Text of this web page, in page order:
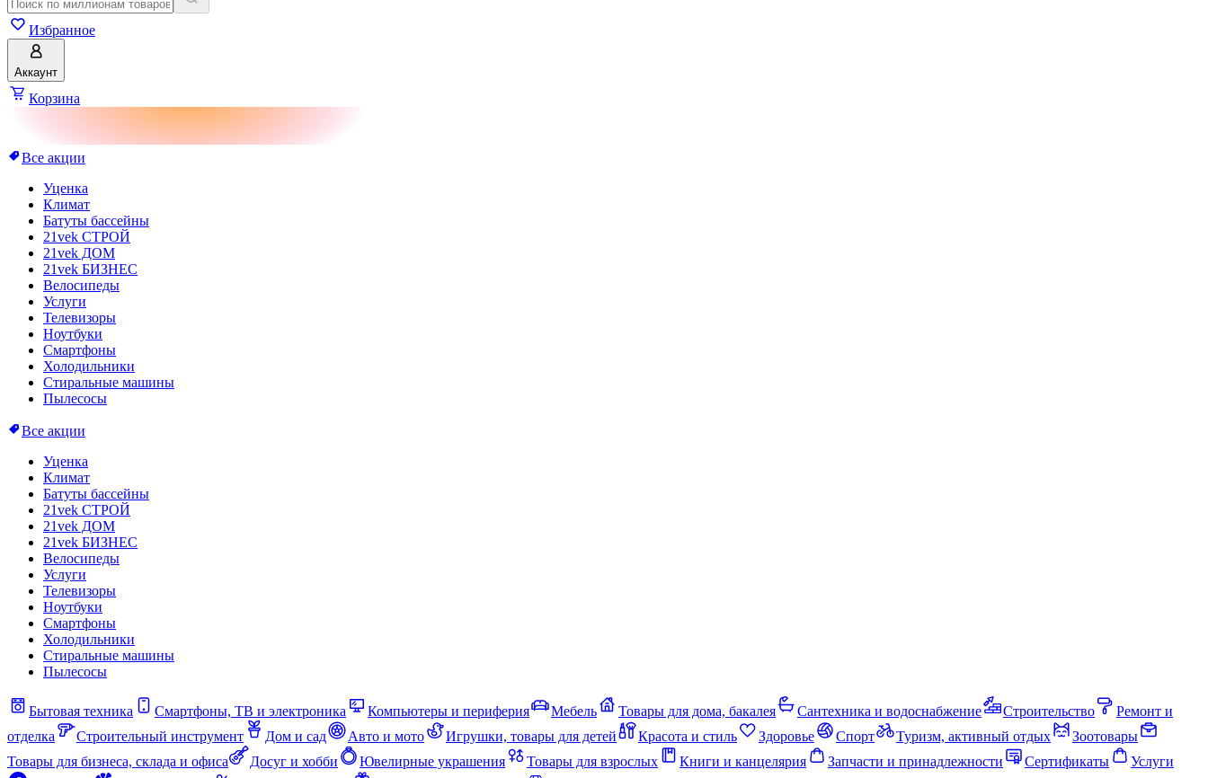
Избранное
Аккаунт
Корзина
Все акции
Уценка
Климат
Батуты бассейны
21vek СТРОЙ
21vek ДОМ
21vek БИЗНЕС
Велосипеды
Услуги
Телевизоры
Ноутбуки
Смартфоны
Холодильники
Стиральные машины
Пылесосы
Все акции
Уценка
Климат
Батуты бассейны
21vek СТРОЙ
21vek ДОМ
21vek БИЗНЕС
Велосипеды
Услуги
Телевизоры
Ноутбуки
Смартфоны
Холодильники
Стиральные машины
Пылесосы
Бытовая техника Смартфоны, ТВ и электроника Компьютеры и периферия Мебель Товары для дома, бакалея Сантехника и водоснабжение Строительство
Ремонт и
отделка
Строительный инструмент Дом и сад Авто и мото Игрушки, товары для детей Красота и стиль Здоровье Спорт Туризм, активный отдых
Зоотовары
Товары для бизнеса, склада и офиса
Досуг и хобби Ювелирные украшения Товары для взрослых Книги и канцелярия Запчасти и принадлежности Сертификаты
Услуги